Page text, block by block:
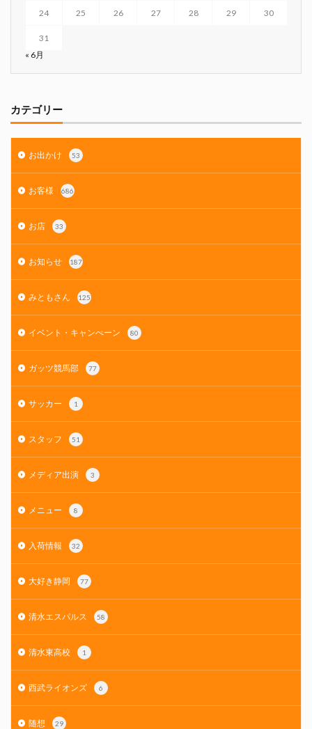
24 25 26 27 28 29 30
31
« 6月
カテゴリー
お出かけ 53
お客様 686
お店 33
お知らせ 187
みともさん 125
イベント・キャンぺーン 80
ガッツ競馬部 77
サッカー 1
スタッフ 51
メディア出演 3
メニュー 8
入荷情報 32
大好き静岡 77
清水エスパルス 58
清水東高校 1
西武ライオンズ 6
随想 29